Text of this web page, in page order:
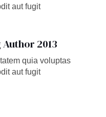
aut fugit
2013
quia voluptas
aut fugit